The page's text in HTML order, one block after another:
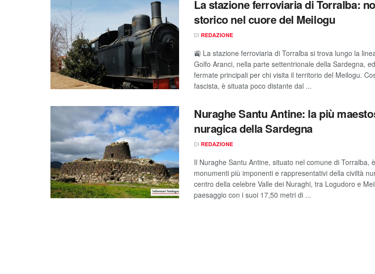
La stazione ferroviaria di Torralba:
storico nel cuore del Meilogu
DI REDAZIONE
🚉 La stazione ferroviaria di Torralba si trova lungo la
Golfo Aranci, nella parte settentrionale della Sardegna,
fermate principali per chi visita il territorio del Meilogu.
fascista, è situata poco distante dal ...
Nuraghe Santu Antine: la più
nuragica della Sardegna
DI REDAZIONE
Il Nuraghe Santu Antine, situato nel comune di Torralba,
monumenti più imponenti e rappresentativi della civiltà
centro della celebre Valle dei Nuraghi, tra Logudoro e
paesaggio con i suoi 17,50 metri di ...